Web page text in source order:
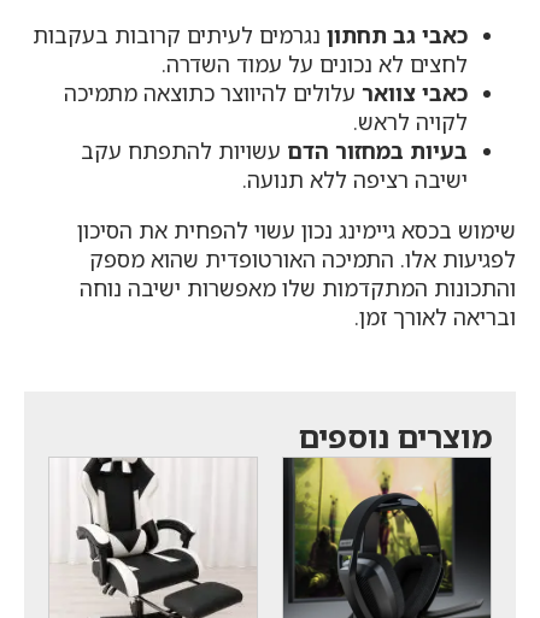
כאבי גב תחתון נגרמים לעיתים קרובות בעקבות
לחצים לא נכונים על עמוד השדרה.
כאבי צוואר עלולים להיווצר כתוצאה מתמיכה
לקויה לראש.
בעיות במחזור הדם עשויות להתפתח עקב
ישיבה רציפה ללא תנועה.
שימוש בכסא גיימינג נכון עשוי להפחית את הסיכון
לפגיעות אלו. התמיכה האורטופדית שהוא מספק
והתכונות המתקדמות שלו מאפשרות ישיבה נוחה
ובריאה לאורך זמן.
מוצרים נוספים